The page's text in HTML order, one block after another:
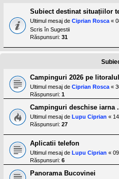
n
R
o
n
Subiect destinat situațiilor
Ultimul mesaj de Ciprian Rosca «
Scris în Sugestii
Răspunsuri: 31
Campinguri 2026 pe
Ultimul mesaj de Ciprian Rosca «
Răspunsuri: 1
Campinguri deschise iarna
Ultimul mesaj de Lupu Ciprian «
Răspunsuri: 27
Aplicatii telefon
Ultimul mesaj de Lupu Ciprian «
Răspunsuri: 6
Panorama Bucovinei